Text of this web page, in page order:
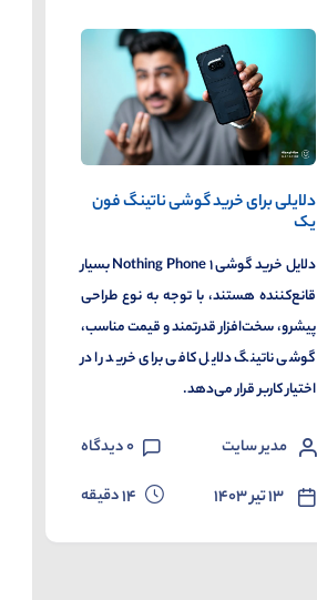
دلایلی برای خرید گوشی ناتینگ فون
یک
دلایل خرید گوشی ۱ Nothing Phone بسیار
قانع‌کننده‌ هستند، با توجه به نوع طراحی
پیشرو، سخت‌افزار قدرتمند و قیمت مناسب،
گوشی ناتینگ دلایل کافی برای خرید را در
اختیار کاربر قرار می‌دهد.
مدیر سایت 0دیدگاه
۱۳ تیر ۱۴۰۳ 14دقیقه